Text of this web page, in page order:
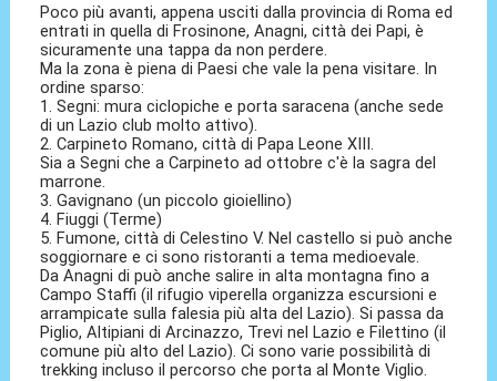
Poco più avanti, appena usciti dalla provincia di Roma ed
entrati in quella di Frosinone, Anagni, città dei Papi, è
sicuramente una tappa da non perdere.
Ma la zona è piena di Paesi che vale la pena visitare. In
ordine sparso:
1. Segni: mura ciclopiche e porta saracena (anche sede
di un Lazio club molto attivo).
2. Carpineto Romano, città di Papa Leone XIII.
Sia a Segni che a Carpineto ad ottobre c'è la sagra del
marrone.
3. Gavignano (un piccolo gioiellino)
4. Fiuggi (Terme)
5. Fumone, città di Celestino V. Nel castello si può anche
soggiornare e ci sono ristoranti a tema medioevale.
Da Anagni di può anche salire in alta montagna fino a
Campo Staffi (il rifugio viperella organizza escursioni e
arrampicate sulla falesia più alta del Lazio). Si passa da
Piglio, Altipiani di Arcinazzo, Trevi nel Lazio e Filettino (il
comune più alto del Lazio). Ci sono varie possibilità di
trekking incluso il percorso che porta al Monte Viglio.